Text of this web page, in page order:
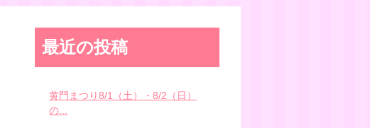
最近の投稿
黄門まつり8/1（土）・8/2（日）
の...